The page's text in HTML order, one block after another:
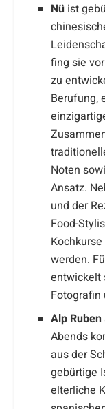
Nü ist
fing sie
zu
Berufung,
Noten
Ansatz.
und der
Food-
werden.
entwickelt
Fotografin
Alp Ruben
Abends
aus der
gebürtige
elterliche